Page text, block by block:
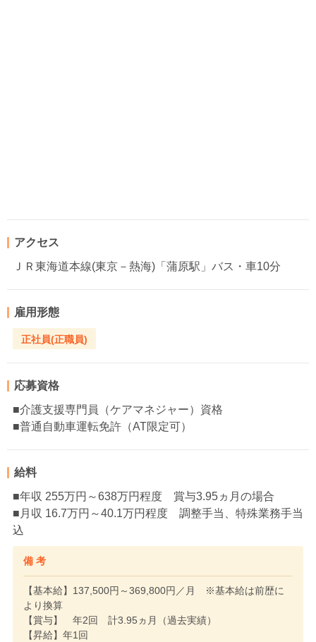
アクセス
ＪＲ東海道本線(東京－熱海)「蒲原駅」バス・車10分
雇用形態
正社員(正職員)
応募資格
■介護支援専門員（ケアマネジャー）資格
■普通自動車運転免許（AT限定可）
給料
■年収 255万円～638万円程度 賞与3.95ヵ月の場合
■月収 16.7万円～40.1万円程度 調整手当、特殊業務手当
込
備 考
【基本給】137,500円～369,800円／月 ※基本給は前歴に
より換算
【賞与】 年2回 計3.95ヵ月（過去実績）
【昇給】年1回